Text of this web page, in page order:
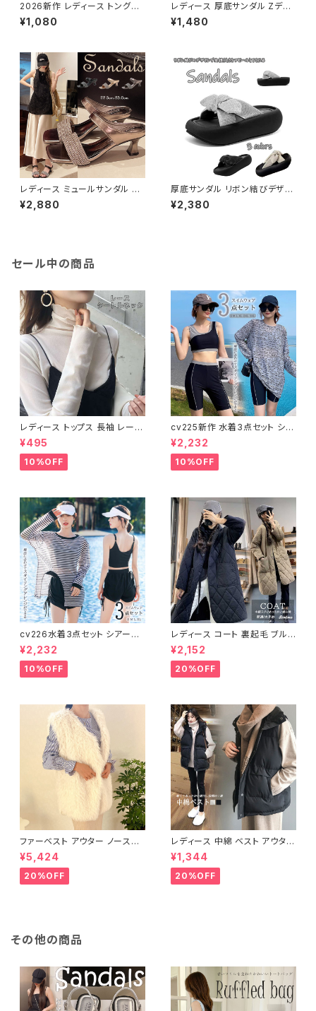
2026新作 レディース トングサ
ンダル フラットサンダル ローヒ
ールサンダル 履きやすい
¥1,080
レディース 厚底サンダル Zデザ
イン ス トラップ きれいめ 厚底
約6ｃｍ 歩きやすい
¥1,480
レディース ミュールサンダル キ
ラキラ 美脚 履きやすい 約6cm
ヒール 脚長 幅広 オープン
¥2,880
厚底サンダル リボン結びデザイ
ン 夏 海 リゾート 軽量 疲れ な
い 歩きやすい
¥2,380
セール中の商品
レディース トップス 長袖 レース
タートルネック ファッション 4色
美ライン
¥495
10%OFF
cv225新作 水着3点セット シア
ートップス ラッシュガード 長袖
日焼け防止 体型カバー
¥2,232
10%OFF
cv226水着3点セット シアート
ップス ラッシュガード 長袖 日焼
け防止 体型カバー
¥2,232
10%OFF
レディース コート 裏起毛 ブルゾ
ン ジャンパー ジャケット キルテ
ィング 中綿
¥2,152
20%OFF
ファーベスト アウター ノースリ
ーブ ショート ベスト 防寒 厚手
ふわふわ ジレ 重ね着
¥5,424
20%OFF
レディース 中綿 ベスト アウター
ノースリーブ ショートベスト 防
寒 軽量 キルティング
¥1,344
20%OFF
その他の商品